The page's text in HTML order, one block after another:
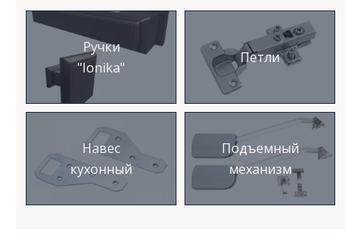
Ручки
"Ionika"
Петли
Навес
кухонный
Подъемный
механизм